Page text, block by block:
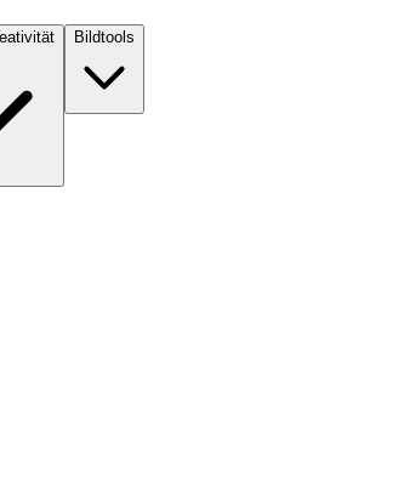
Bildtools